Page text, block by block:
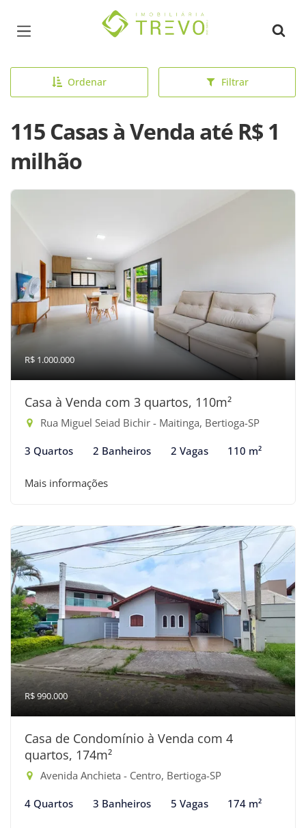
Página inicial
Ordenar Filtrar
115 Casas à Venda até R$ 1
milhão
R$ 1.000.000
Casa à Venda com 3 quartos, 110m²
Rua Miguel Seiad Bichir - Maitinga, Bertioga-SP
3 Quartos 2 Banheiros 2 Vagas 110 m²
Mais informações
R$ 990.000
Casa de Condomínio à Venda com 4
quartos, 174m²
Avenida Anchieta - Centro, Bertioga-SP
4 Quartos 3 Banheiros 5 Vagas 174 m²